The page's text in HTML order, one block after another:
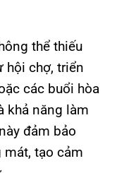
thể thiếu
hội chợ, triển
các buổi hòa
khả năng làm
đảm bảo
tạo cảm